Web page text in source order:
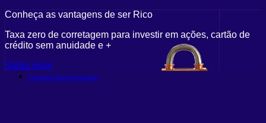
Conheça as vantagens de ser Rico
Taxa zero de corretagem para investir em ações, cartão de
crédito sem anuidade e +
Saiba mais
Carteiras Recomendadas